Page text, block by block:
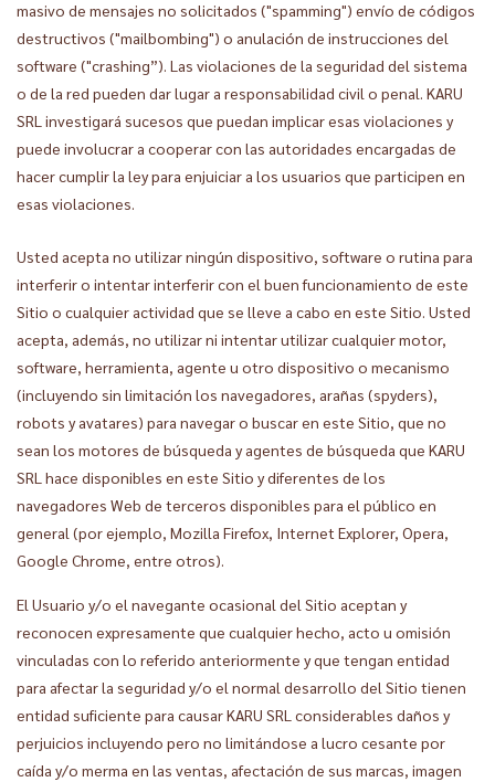
masivo de mensajes no solicitados ("spamming") envío de códigos
destructivos ("mailbombing") o anulación de instrucciones del
software ("crashing”). Las violaciones de la seguridad del sistema
o de la red pueden dar lugar a responsabilidad civil o penal. KARU
SRL investigará sucesos que puedan implicar esas violaciones y
puede involucrar a cooperar con las autoridades encargadas de
hacer cumplir la ley para enjuiciar a los usuarios que participen en
esas violaciones.
Usted acepta no utilizar ningún dispositivo, software o rutina para
interferir o intentar interferir con el buen funcionamiento de este
Sitio o cualquier actividad que se lleve a cabo en este Sitio. Usted
acepta, además, no utilizar ni intentar utilizar cualquier motor,
software, herramienta, agente u otro dispositivo o mecanismo
(incluyendo sin limitación los navegadores, arañas (spyders),
robots y avatares) para navegar o buscar en este Sitio, que no
sean los motores de búsqueda y agentes de búsqueda que KARU
SRL hace disponibles en este Sitio y diferentes de los
navegadores Web de terceros disponibles para el público en
general (por ejemplo, Mozilla Firefox, Internet Explorer, Opera,
Google Chrome, entre otros).
El Usuario y/o el navegante ocasional del Sitio aceptan y
reconocen expresamente que cualquier hecho, acto u omisión
vinculadas con lo referido anteriormente y que tengan entidad
para afectar la seguridad y/o el normal desarrollo del Sitio tienen
entidad suficiente para causar KARU SRL considerables daños y
perjuicios incluyendo pero no limitándose a lucro cesante por
caída y/o merma en las ventas, afectación de sus marcas, imagen